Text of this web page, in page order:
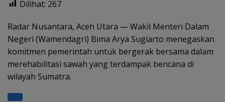
at
s
A
p
p
e
gr
a
m
b
o
o
k
er e
Dilihat: 267
Radar Nusantara, Aceh Utara — Wakil Menteri Dalam
Negeri (Wamendagri) Bima Arya Sugiarto menegaskan
komitmen pemerintah untuk bergerak bersama dalam
merehabilitasi sawah yang terdampak bencana di
wilayah Sumatra.